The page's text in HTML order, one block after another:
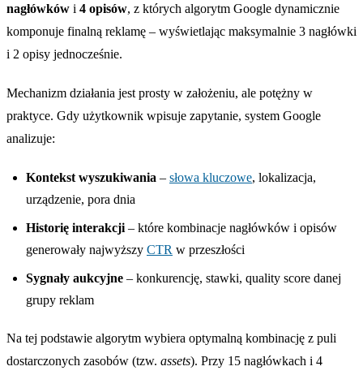
nagłówków i 4 opisów, z których algorytm Google dynamicznie
komponuje finalną reklamę – wyświetlając maksymalnie 3 nagłówki
i 2 opisy jednocześnie.
Mechanizm działania jest prosty w założeniu, ale potężny w
praktyce. Gdy użytkownik wpisuje zapytanie, system Google
analizuje:
Kontekst wyszukiwania – słowa kluczowe, lokalizacja,
urządzenie, pora dnia
Historię interakcji – które kombinacje nagłówków i opisów
generowały najwyższy CTR w przeszłości
Sygnały aukcyjne – konkurencję, stawki, quality score danej
grupy reklam
Na tej podstawie algorytm wybiera optymalną kombinację z puli
dostarczonych zasobów (tzw. assets). Przy 15 nagłówkach i 4